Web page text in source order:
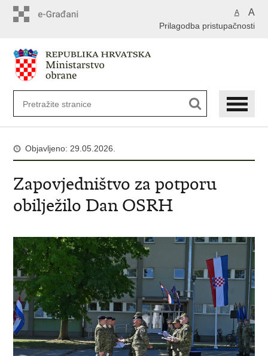
A A
Prilagodba pristupačnosti
Objavljeno: 29.05.2026.
Zapovjedništvo za potporu
obilježilo Dan OSRH